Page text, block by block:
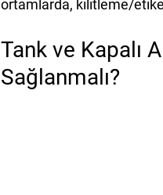
ortamlarda, kilitleme/
Tank ve Kapalı
Sağlanmalı?